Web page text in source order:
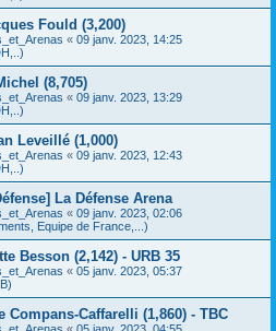
Fould (3,200)
« 09 janv. 2023, 14:25
(8,705)
« 09 janv. 2023, 13:29
Leveillé (1,000)
« 09 janv. 2023, 12:43
La Défense Arena
« 09 janv. 2023, 02:06
Equipe de France,...)
Besson (2,142) - URB 35
« 05 janv. 2023, 05:37
Compans-Caffarelli (1,860) - TBC
« 05 janv. 2023, 04:55